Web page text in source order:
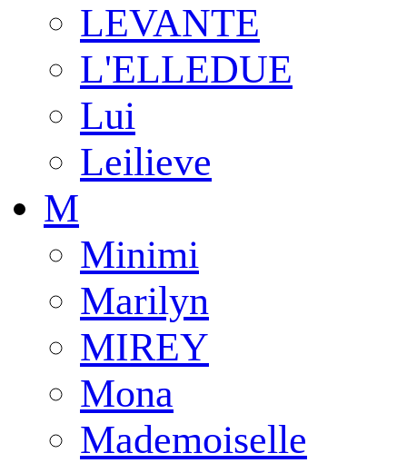
LEVANTE
L'ELLEDUE
Lui
Leilieve
M
Minimi
Marilyn
MIREY
Mona
Mademoiselle